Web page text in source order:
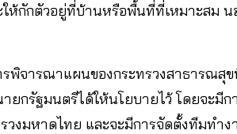
กักตัวอยู่ที่บ้านหรือพื้นที่ที่เหมาะสม น
จารณาแผนของกระทรวงสาธารณสุข
กรัฐมนตรีได้ให้นโยบายไว้ โดยจะมีก
งมหาดไทย และจะมีการจัดตั้งทีมทำง